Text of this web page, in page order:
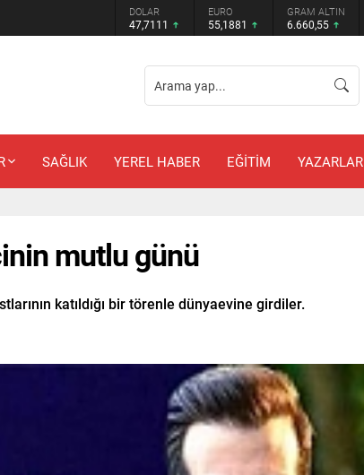
DOLAR
47,7111
EURO
55,1881
GRAM ALTIN
6.660,55
SAĞLIK YEREL HABER EĞİTİM YAZARLAR
mutlu günü
katıldığı bir törenle dünyaevine girdiler.